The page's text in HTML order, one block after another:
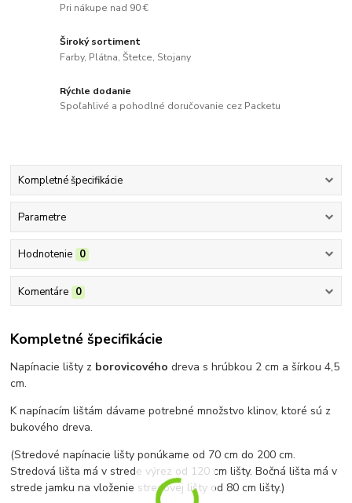
Pri nákupe nad 90 €
Široký sortiment
Farby, Plátna, Štetce, Stojany
Rýchle dodanie
Spoľahlivé a pohodlné doručovanie cez Packetu
Kompletné špecifikácie
Parametre
Hodnotenie 0
Komentáre 0
Kompletné špecifikácie
Napínacie lišty z borovicovéhodreva s hrúbkou 2 cm a šírkou 4,5
cm.
K napínacím lištám dávame potrebné množstvo klinov, ktoré sú z
bukového dreva.
(Stredové napínacie lišty ponúkame od 70 cm do 200 cm.
Stredová lišta má v strede výrez od 120 cm lišty. Bočná lišta má v
strede jamku na vloženie stredovej lišty od 80 cm lišty.)